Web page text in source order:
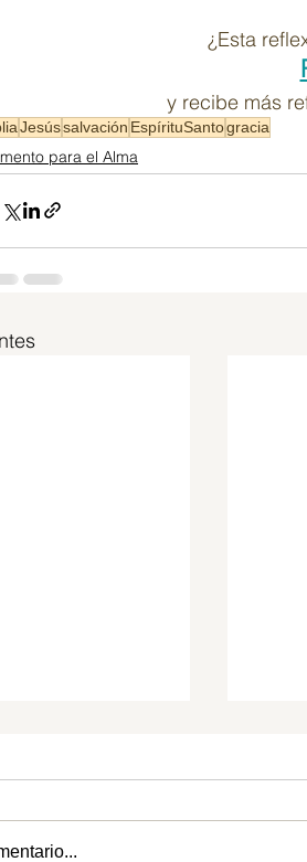
¿Esta
y recibe más
Jesússalvación EspírituSantogracia
para el Alma